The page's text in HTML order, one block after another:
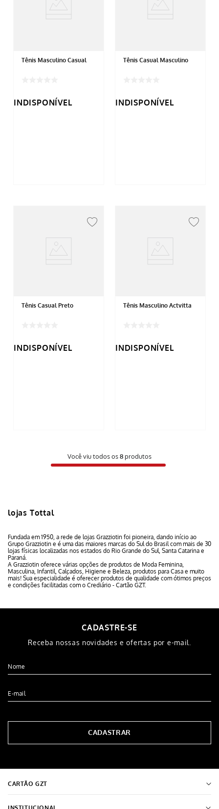
Tênis Masculino Casual
INDISPONÍVEL
Tênis Casual Masculino
INDISPONÍVEL
Tênis Casual Preto
INDISPONÍVEL
Tênis Masculino Actvitta
INDISPONÍVEL
Você viu todos os8 produtos
lojas Tottal
Fundada em 1950, a rede de lojas Grazziotin foi pioneira, dando início ao
Grupo Grazziotin e é uma das maiores marcas do Sul do Brasil com mais de 30
lojas físicas localizadas nos estados do Rio Grande do Sul, Santa Catarina e
Paraná.
A Grazziotin oferece várias opções de produtos de Moda Feminina,
Masculina, Infantil, Calçados, Higiene e Beleza, produtos para Casa e muito
mais! Sua especialidade é oferecer produtos de qualidade com ótimos preços
e condições facilitadas com o Crediário - Cartão GZT.
CADASTRE-SE
Receba nossas novidades e ofertas por e-mail.
CADASTRAR
CARTÃO GZT